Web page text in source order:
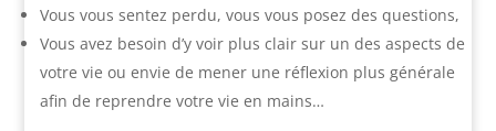
Vous vous sentez perdu, vous vous posez des questions,
Vous avez besoin d’y voir plus clair sur un des aspects de
votre vie ou envie de mener une réflexion plus générale
afin de reprendre votre vie en mains…